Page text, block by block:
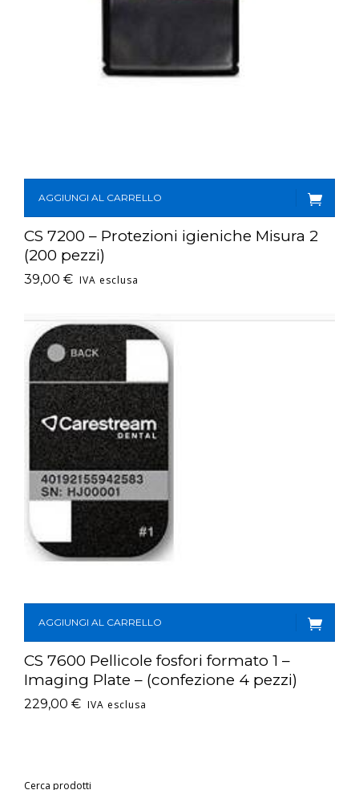
AGGIUNGI AL CARRELLO
CS 7200 – Protezioni igieniche Misura 2
(200 pezzi)
39,00 € IVA esclusa
AGGIUNGI AL CARRELLO
CS 7600 Pellicole fosfori formato 1 –
Imaging Plate – (confezione 4 pezzi)
229,00 € IVA esclusa
Cerca prodotti